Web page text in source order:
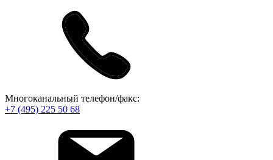
Многоканальный телефон/факс:
+7 (495) 225 50 68